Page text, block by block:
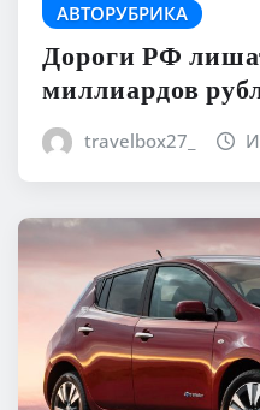
АВТОРУБРИКА
Дороги РФ
миллиардов
travelbox27_